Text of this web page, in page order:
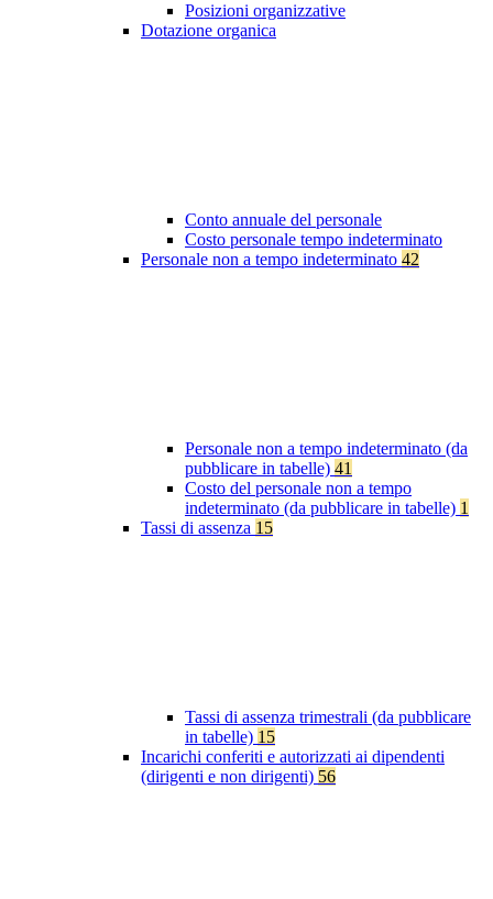
Posizioni organizzative
Dotazione organica
Conto annuale del personale
Costo personale tempo indeterminato
Personale non a tempo indeterminato 42
Personale non a tempo indeterminato (da
pubblicare in tabelle) 41
Costo del personale non a tempo
indeterminato (da pubblicare in tabelle) 1
Tassi di assenza 15
Tassi di assenza trimestrali (da pubblicare
in tabelle) 15
Incarichi conferiti e autorizzati ai dipendenti
(dirigenti e non dirigenti) 56